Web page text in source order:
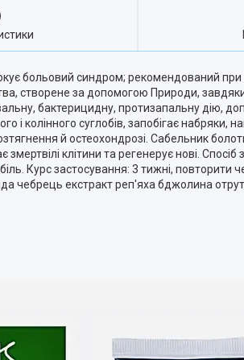
больовий синдром; рекомендований при
створене за допомогою Природи,
бактерицидну, протизапальну дію,
і колінного суглобів, запобігає набряки,
й остеохондрозі. Сабельник
клітини та регенерує нові.
Курс застосування: 3 тижні,
чебрець екстракт реп'яха бджолина